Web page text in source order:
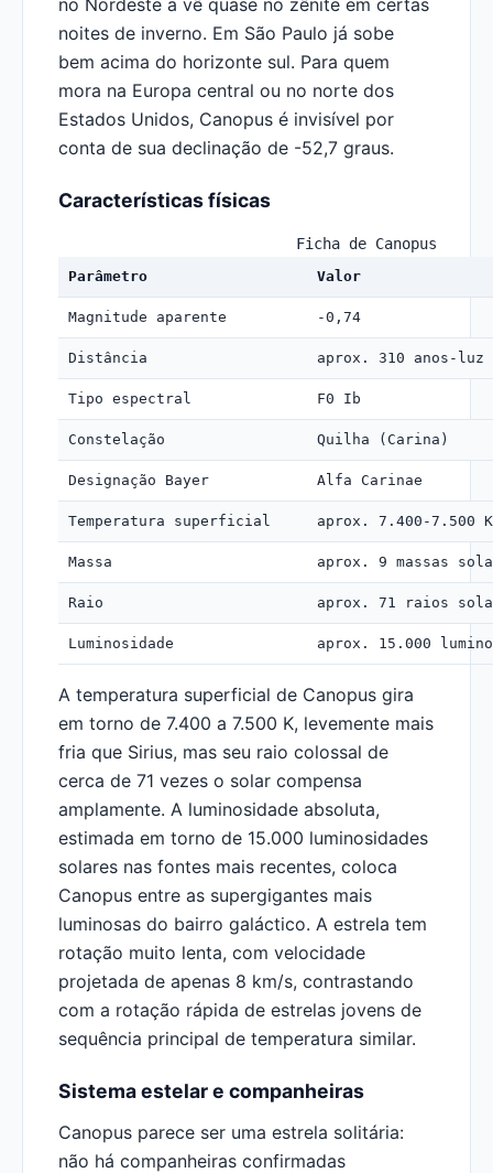
no Nordeste a vê quase no zênite em certas
noites de inverno. Em São Paulo já sobe
bem acima do horizonte sul. Para quem
mora na Europa central ou no norte dos
Estados Unidos, Canopus é invisível por
conta de sua declinação de -52,7 graus.
Características físicas
Ficha de Canopus
Parâmetro Valor
Magnitude aparente -0,74
Distância aprox. 310 anos-luz
Tipo espectral F0 Ib
Constelação Quilha (Carina)
Designação Bayer Alfa Carinae
Temperatura superficial aprox. 7.400-7.500 K
Massa aprox. 9 massas
Raio aprox. 71 raios
Luminosidade aprox. 15.000
A temperatura superficial de Canopus gira
em torno de 7.400 a 7.500 K, levemente mais
fria que Sirius, mas seu raio colossal de
cerca de 71 vezes o solar compensa
amplamente. A luminosidade absoluta,
estimada em torno de 15.000 luminosidades
solares nas fontes mais recentes, coloca
Canopus entre as supergigantes mais
luminosas do bairro galáctico. A estrela tem
rotação muito lenta, com velocidade
projetada de apenas 8 km/s, contrastando
com a rotação rápida de estrelas jovens de
sequência principal de temperatura similar.
Sistema estelar e companheiras
Canopus parece ser uma estrela solitária:
não há companheiras confirmadas